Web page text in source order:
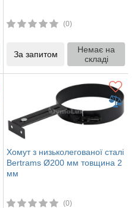
(0)
За запитом
Немає на
складі
Хомут з низьколегованої сталі
Bertrams Ø200 мм товщина 2
мм
(0)